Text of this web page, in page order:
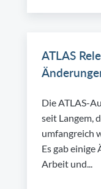
ATLAS
Die ATLAS-
seit Langem,
umfangreich
Es gab einige
Arbeit und...